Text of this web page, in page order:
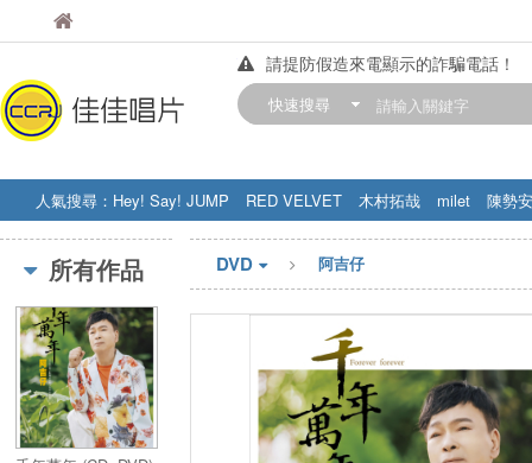
佳佳唱片
請提防假造來電顯示的詐騙電話！
【中華門市營業時間調整公告】
快速搜尋
人氣搜尋： Hey! Say! JUMP RED VELVET 木村拓哉 milet
陳勢安
STRAY KIDS
盧廣仲 周杰伦
所有作品 DVD 阿吉仔